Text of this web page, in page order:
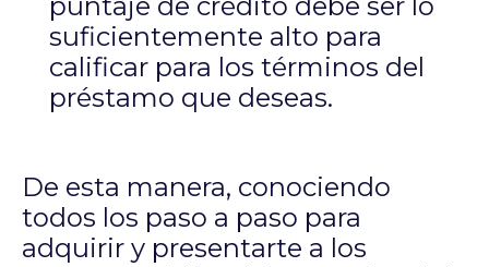
puntaje de crédito debe ser lo
suficientemente alto para
calificar para los términos del
préstamo que deseas.
De esta manera, conociendo
todos los paso a paso para
adquirir y presentarte a los